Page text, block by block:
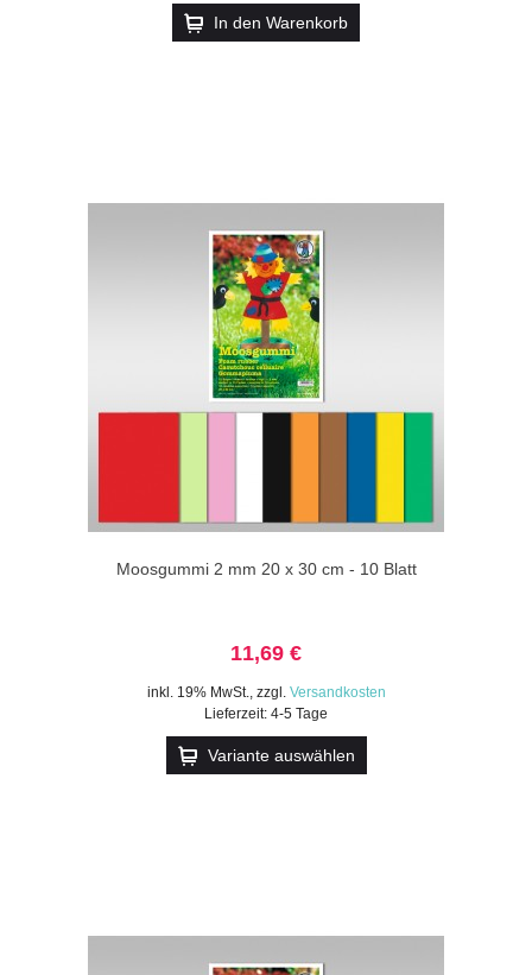
In den Warenkorb
Moosgummi 2 mm 20 x 30 cm - 10 Blatt
11,69 €
inkl. 19% MwSt., zzgl. Versandkosten
Lieferzeit: 4-5 Tage
Variante auswählen